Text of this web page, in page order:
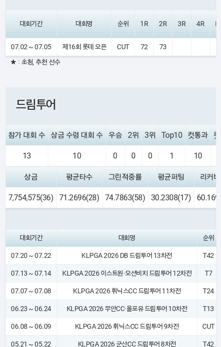
대회기간 대회명 순위 1R 2R 3R 4R
07.02 ~ 07.05 제16회 롯데 오픈 CUT 72 73
★ : 초청, 추천 선수
드림투어
참가 대회 수 상금 수령 대회 수 우승 2위 3위 Top10 컷통과
13 10 0 0 0 1 10
상금 평균타수 그린적중률 평균퍼팅 리커
7,754,575(36) 71.2696(28) 74.7863(58) 30.2308(17)
대회기간 대회명 순위
07.20 ~ 07.22 KLPGA 2026 DB 드림투어 13차전 T42
07.13 ~ 07.14 KLPGA 2026 이스트원·오션비치 드림투어 12차전 T7
07.07 ~ 07.08 KLPGA 2026 휘닉스CC 드림투어 11차전 T24
06.23 ~ 06.24 KLPGA 2026 무안CC·올포유 드림투어 10차전 T13
06.08 ~ 06.09 KLPGA 2026 휘닉스CC 드림투어 9차전 CUT
05.21 ~ 05.22 KLPGA 2026 군산CC 드림투어 8차전 T42